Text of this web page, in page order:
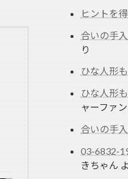
ヒントを
合いの手
り
ひな人形
ひな人形
ャーファン
合いの手
03-6832-
きちゃん